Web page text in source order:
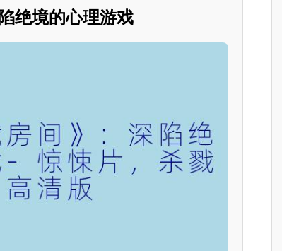
绝境的心理游戏